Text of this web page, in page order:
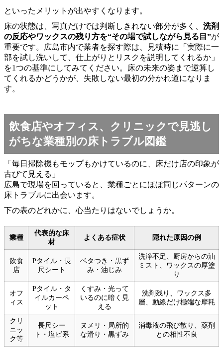
といったメリットが出やすくなります。
床の状態は、写真だけでは判断しきれない部分が多く、 洗剤
の反応やワックスの残り方を“その場で試しながら見る目”が
重要です。広島市内で業者を探す際は、見積時に「実際に一
部を試し洗いして、仕上がりとリスクを説明してくれるか」
を1つの基準にしてみてください。床の未来の姿まで逆算し
てくれるかどうかが、失敗しない最初の分かれ道になりま
す。
飲食店やオフィス、クリニックで見逃し
がちな業種別の床トラブル図鑑
「毎日掃除機もモップもかけているのに、床だけ店の印象が
古びて見える」
広島で現場を回っていると、業種ごとにほぼ同じパターンの
床トラブルに出会います。
下の表のどれかに、心当たりはないでしょうか。
業種
代表的な床
材
よくある症状 隠れた原因の例
飲食
店
Pタイル・長
尺シート
ベタつき・黒ず
み・油じみ
洗浄不足、厨房からの油
ミスト、ワックスの厚塗
り
オフ
ィス
Pタイル・タ
イルカーペ
ット
くすみ・光って
いるのに暗く見
える
洗剤残り、ワックス多
層、動線だけ極端な摩耗
クリ
ニッ
ク等
長尺シー
ト・塩ビ系
ヌメリ・局所的
な滑り・黒ずみ
消毒液の飛び散り、薬剤
との相性不良